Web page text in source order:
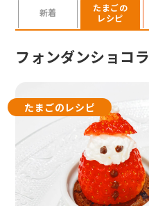
新着
たまごの
レシピ
検索を開く
フォンダンショコラ
たまごのレシピ